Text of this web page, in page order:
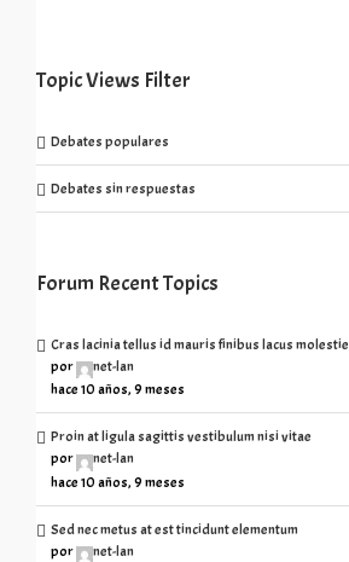
Topic Views Filter
Debates populares
Debates sin respuestas
Forum Recent Topics
Cras lacinia tellus id mauris finibus lacus molestie
por
net-lan
hace 10 años, 9 meses
Proin at ligula sagittis vestibulum nisi vitae
por
net-lan
hace 10 años, 9 meses
Sed nec metus at est tincidunt elementum
por
net-lan